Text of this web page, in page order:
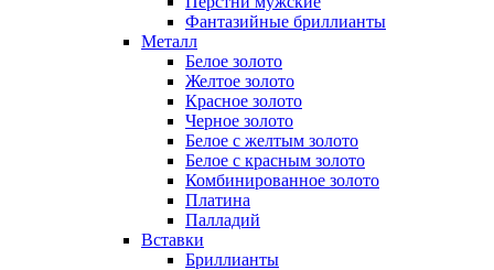
Фантазийные бриллианты
Металл
Белое золото
Желтое золото
Красное золото
Черное золото
Белое с желтым золото
Белое с красным золото
Комбинированное золото
Платина
Палладий
Вставки
Бриллианты